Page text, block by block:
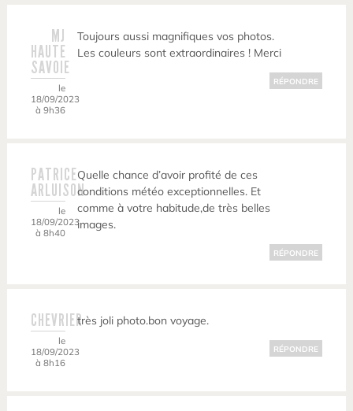
MJ
HAUTE
SAVOIE
le
18/09/2023
à 9h36
Toujours aussi magnifiques vos photos.
Les couleurs sont extraordinaires ! Merci
RÉPONDRE
PATRICE
ARLUISON
le
18/09/2023
à 8h40
Quelle chance d’avoir profité de ces
conditions météo exceptionnelles. Et
comme à votre habitude,de très belles
images.
RÉPONDRE
CHEVRIER
le
18/09/2023
à 8h16
très joli photo.bon voyage.
RÉPONDRE